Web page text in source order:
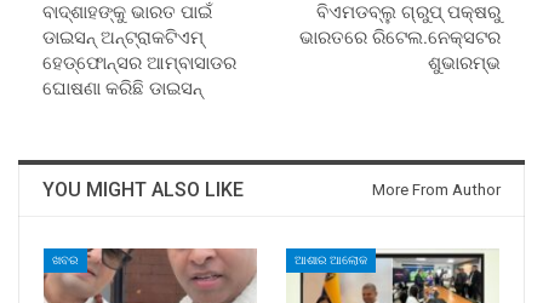
ବାଦ୍‌ଶାହଙ୍କୁ ଭାରତ ପାଇଁ
ଡାଇସନ୍ ଅନ୍‌ଟ୍ରାକଟିଏମ୍
ହେଡ୍‌ଫୋନ୍‌ସର ଆମ୍ବାସାଡର
ଘୋଷଣା କରିଛି ଡାଇସନ୍‌
ବିଏମଡବ୍ଲୁ ଗ୍ରୁପ୍ ପକ୍ଷରୁ
ଭାରତରେ ରିଟେଲ.ନେକ୍ସଟର
ଶୁଭାରମ୍ଭ
YOU MIGHT ALSO LIKE More From Author
ଖବର ଆଶାର ଆଲୋକ